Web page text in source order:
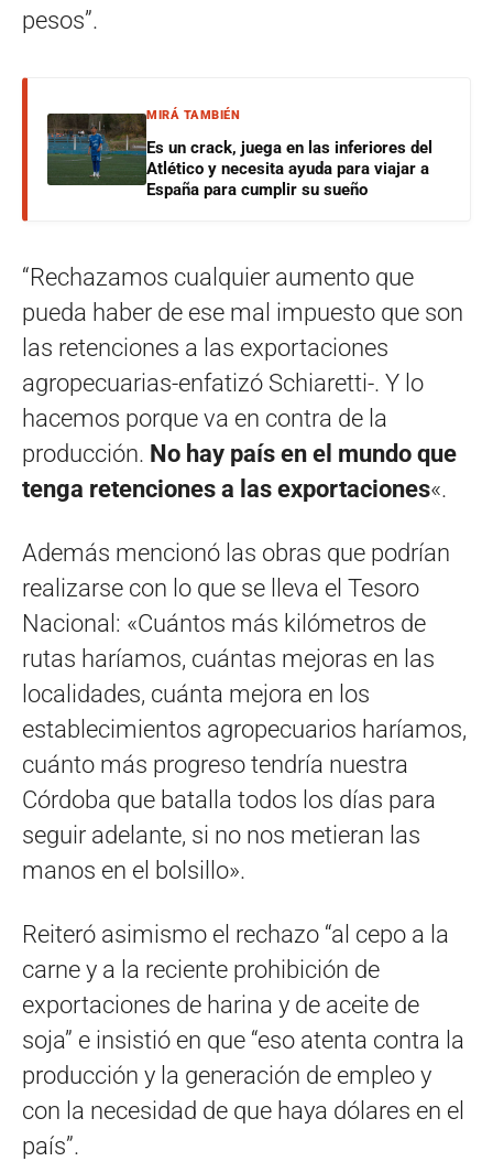
pesos”.
MIRÁ TAMBIÉN
Es un crack, juega en las inferiores del
Atlético y necesita ayuda para viajar a
España para cumplir su sueño
“Rechazamos cualquier aumento que
pueda haber de ese mal impuesto que son
las retenciones a las exportaciones
agropecuarias-enfatizó Schiaretti-. Y lo
hacemos porque va en contra de la
producción. No hay país en el mundo que
tenga retenciones a las exportaciones«.
Además mencionó las obras que podrían
realizarse con lo que se lleva el Tesoro
Nacional: «Cuántos más kilómetros de
rutas haríamos, cuántas mejoras en las
localidades, cuánta mejora en los
establecimientos agropecuarios haríamos,
cuánto más progreso tendría nuestra
Córdoba que batalla todos los días para
seguir adelante, si no nos metieran las
manos en el bolsillo».
Reiteró asimismo el rechazo “al cepo a la
carne y a la reciente prohibición de
exportaciones de harina y de aceite de
soja” e insistió en que “eso atenta contra la
producción y la generación de empleo y
con la necesidad de que haya dólares en el
país”.